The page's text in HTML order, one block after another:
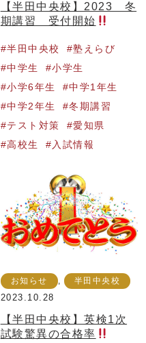
【半田中央校】2023 冬
期講習 受付開始
半田中央校
塾えらび
中学生
小学生
小学6年生
中学1年生
中学2年生
冬期講習
テスト対策
愛知県
高校生
入試情報
お知らせ , 半田中央校
2023.10.28
【半田中央校】英検1次
試験驚異の合格率